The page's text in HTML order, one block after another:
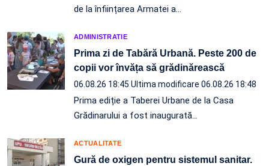
de la înființarea Armatei a…
ADMINISTRATIE
Prima zi de Tabără Urbană. Peste 200 de
copii vor învăța să grădinărească
06.08.26 18:45 Ultima modificare 06.08.26 18:48
Prima ediție a Taberei Urbane de la Casa
Grădinarului a fost inaugurată…
ACTUALITATE
Gură de oxigen pentru sistemul sanitar.